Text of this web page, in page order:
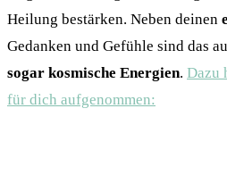
Heilung bestärken. Neben deinen
Gedanken und Gefühle sind das
sogar kosmische Energien. Dazu
für dich aufgenommen: